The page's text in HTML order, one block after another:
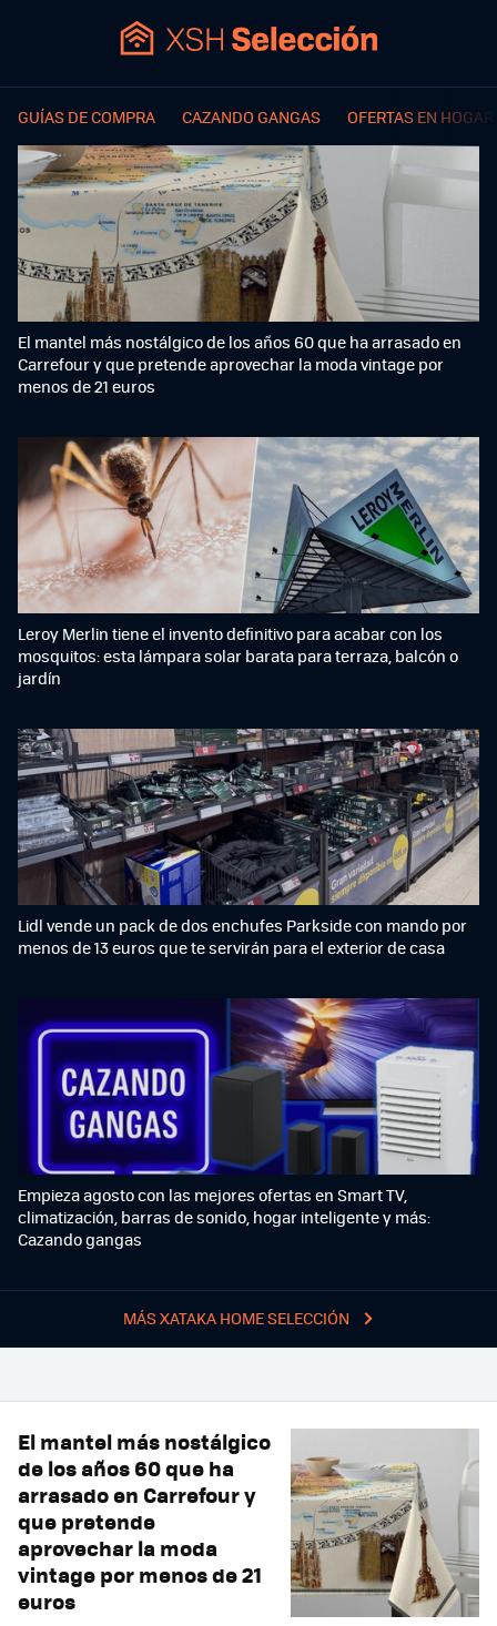
GUÍAS DE COMPRA CAZANDO GANGAS OFERTAS EN
MÁS XATAKA HOME SELECCIÓN
El mantel más nostálgico de los años 60 que ha arrasado en
Carrefour y que pretende aprovechar la moda vintage por
menos de 21 euros
Leroy Merlin tiene el invento definitivo para acabar con los
mosquitos: esta lámpara solar barata para terraza, balcón o
jardín
Lidl vende un pack de dos enchufes Parkside con mando por
menos de 13 euros que te servirán para el exterior de casa
Empieza agosto con las mejores ofertas en Smart TV,
climatización, barras de sonido, hogar inteligente y más:
Cazando gangas
El mantel más nostálgico
de los años 60 que ha
arrasado en Carrefour y
que pretende
aprovechar la moda
vintage por menos de 21
euros